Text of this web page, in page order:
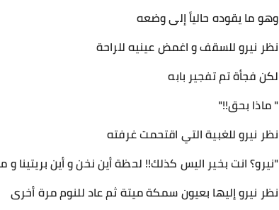
وهو ما يقوده حالياً إلى وضعه
نظر نيرو للسقف و اغمض عينيه للراحة
لكن فجأة تم تفجير بابه
" ماذا بحق!!"
نظر نيرو للغبية التي اقتحمت غرفته
"نيرو؟ انت بخير اليس كذلك!! لحظة أين نخن و أين
نظر نيرو إليها بعيون سمكة ميتة ثم عاد للنوم مرة أخرى